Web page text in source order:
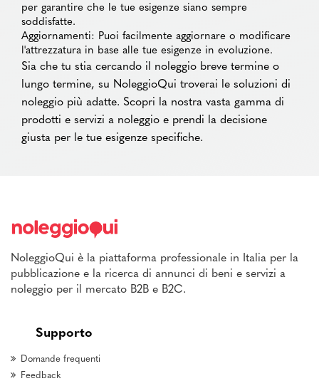
per garantire che le tue esigenze siano sempre
soddisfatte.
Aggiornamenti: Puoi facilmente aggiornare o modificare
l'attrezzatura in base alle tue esigenze in evoluzione.
Sia che tu stia cercando il noleggio breve termine o
lungo termine, su NoleggioQui troverai le soluzioni di
noleggio più adatte. Scopri la nostra vasta gamma di
prodotti e servizi a noleggio e prendi la decisione
giusta per le tue esigenze specifiche.
NoleggioQui è la piattaforma professionale in Italia per la
pubblicazione e la ricerca di annunci di beni e servizi a
noleggio per il mercato B2B e B2C.
Supporto
Domande frequenti
Feedback